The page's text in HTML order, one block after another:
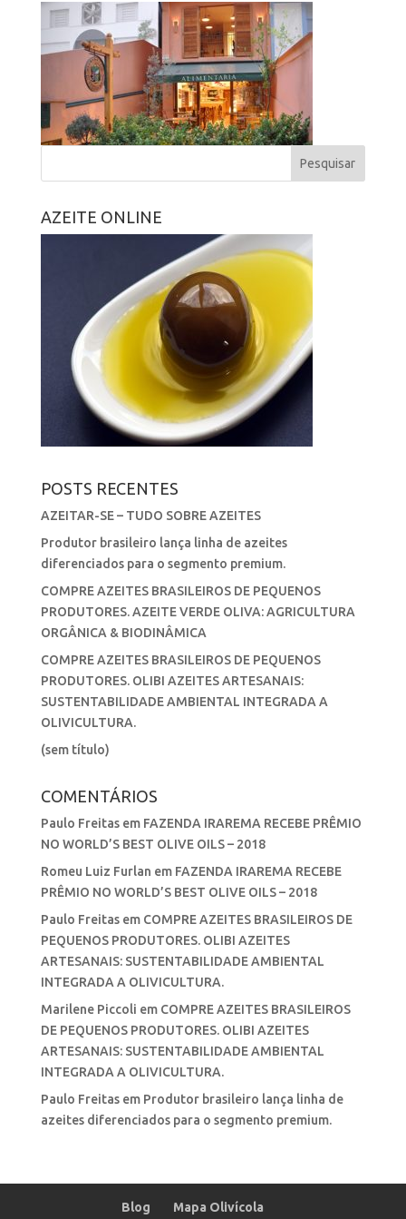
AZEITE ONLINE
POSTS RECENTES
AZEITAR-SE – TUDO SOBRE AZEITES
Produtor brasileiro lança linha de azeites
diferenciados para o segmento premium.
COMPRE AZEITES BRASILEIROS DE PEQUENOS
PRODUTORES. AZEITE VERDE OLIVA: AGRICULTURA
ORGÂNICA & BIODINÂMICA
COMPRE AZEITES BRASILEIROS DE PEQUENOS
PRODUTORES. OLIBI AZEITES ARTESANAIS:
SUSTENTABILIDADE AMBIENTAL INTEGRADA A
OLIVICULTURA.
(sem título)
COMENTÁRIOS
Paulo Freitasem FAZENDA IRAREMA RECEBE PRÊMIO
NO WORLD’S BEST OLIVE OILS – 2018
Romeu Luiz Furlan em FAZENDA IRAREMA RECEBE
PRÊMIO NO WORLD’S BEST OLIVE OILS – 2018
Paulo Freitasem COMPRE AZEITES BRASILEIROS DE
PEQUENOS PRODUTORES. OLIBI AZEITES
ARTESANAIS: SUSTENTABILIDADE AMBIENTAL
INTEGRADA A OLIVICULTURA.
Marilene Piccoli em COMPRE AZEITES BRASILEIROS
DE PEQUENOS PRODUTORES. OLIBI AZEITES
ARTESANAIS: SUSTENTABILIDADE AMBIENTAL
INTEGRADA A OLIVICULTURA.
Paulo Freitasem Produtor brasileiro lança linha de
azeites diferenciados para o segmento premium.
Blog Mapa Olivícola